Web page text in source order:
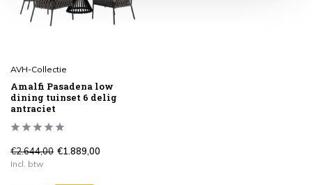
AVH-Collectie
Amalfi Pasadena low
dining tuinset 6 delig
antraciet
€2.644,00 €1.889,00
Incl. btw